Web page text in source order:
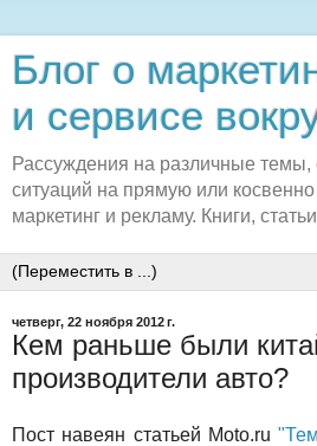
Блог о
и сервисе
Рассуждения на различные
ситуаций на прямую или
маркетинг и рекламу. Книги,
четверг, 22 ноября 2012 г.
Кем раньше были
производители авто?
Пост навеян статьей Moto.ru